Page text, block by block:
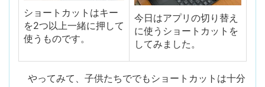
ショートカットはキー
を2つ以上一緒に押して
使うものです。
今日はアプリの切り替え
に使うショートカットを
してみました。
やってみて、子供たちででもショートカットは十分